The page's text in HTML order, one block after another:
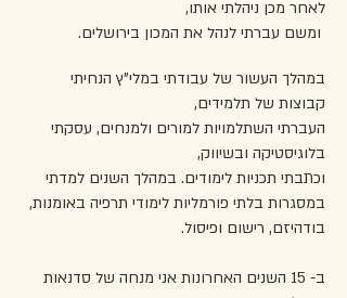
לאחר מכן ניהלתי אותו,
ומשם עברתי לנהל את המכון בירושלים.
במהלך העשור של עבודתי במלי"ץ הנחיתי
קבוצות של תלמידים,
העברתי השתלמויות למורים ולמנחים, עסקתי
בלוגיסטיקה ובשיווק,
וכתבתי תכניות לימודים. במהלך השנים למדתי
במסגרות בלתי פורמליות לימודי תרפיה באומנות,
בודהיזם, רישום ופיסול.
ב- 15 השנים האחרונות אני מנחה של סדנאות